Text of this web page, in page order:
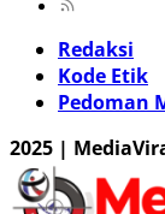
Redaksi
Kode Etik
Pedoman
2025 |